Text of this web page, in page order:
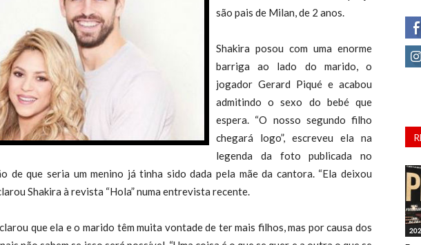
são pais de Milan, de 2 anos.
Shakira posou com uma enorme
barriga ao lado do marido, o
jogador Gerard Piqué e acabou
admitindo o sexo do bebé que
espera. “O nosso segundo filho
chegará logo”, escreveu ela na
legenda da foto publicada no
de que seria um menino já tinha sido dada pela mãe da cantora. “Ela deixou
Shakira à revista “Hola” numa entrevista recente.
que ela e o marido têm muita vontade de ter mais filhos, mas por causa dos